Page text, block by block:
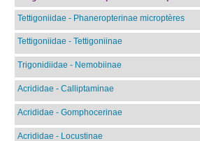
Tettigoniidae - Phaneropterinae microptères
Tettigoniidae - Tettigoniinae
Trigonidiidae - Nemobiinae
Acrididae - Calliptaminae
Acrididae - Gomphocerinae
Acrididae - Locustinae